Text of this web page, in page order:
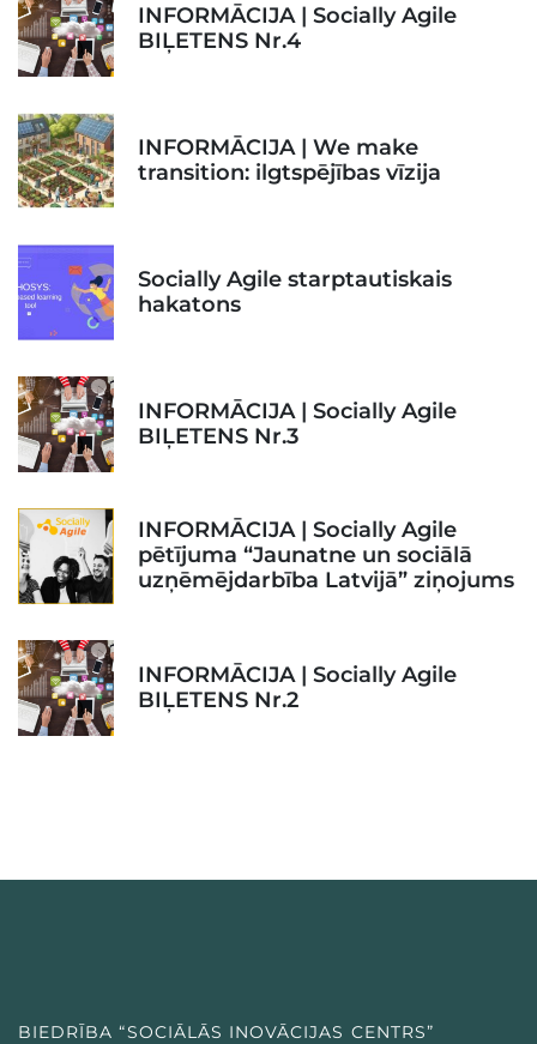
INFORMĀCIJA | Socially Agile
BIĻETENS Nr.4
INFORMĀCIJA | We make
transition: ilgtspējības vīzija
Socially Agile starptautiskais
hakatons
INFORMĀCIJA | Socially Agile
BIĻETENS Nr.3
INFORMĀCIJA | Socially Agile
pētījuma “Jaunatne un sociālā
uzņēmējdarbība Latvijā” ziņojums
INFORMĀCIJA | Socially Agile
BIĻETENS Nr.2
BIEDRĪBA “SOCIĀLĀS INOVĀCIJAS CENTRS”